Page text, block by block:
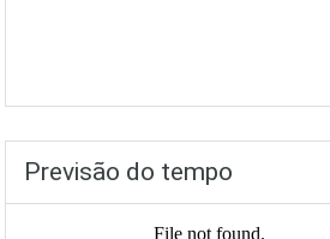
Previsão do tempo